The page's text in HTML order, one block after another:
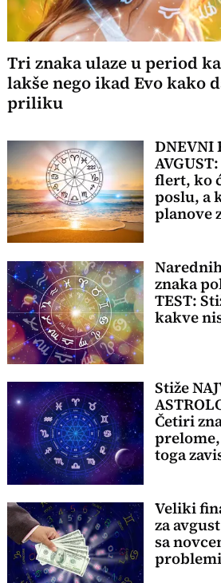
Tri znaka ulaze u period
lakše nego ikad Evo kako
priliku
DNEVNI
flert, ko
poslu, a
planove
znaka
TEST:
kakve
Stiže
Četiri
toga
Veliki
za
sa